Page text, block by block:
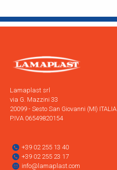
Lamaplast srl
via G. Mazzini 33
20099 - Sesto San Giovanni (MI) ITALIA
P.IVA 06549820154
+39 02 255 13 40
+39 02 255 23 17
info@lamaplast.com